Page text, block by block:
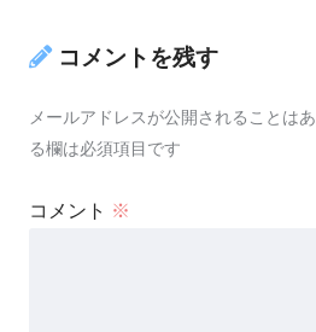
コメントを残す
メールアドレスが公開されることはあ
る欄は必須項目です
コメント ※